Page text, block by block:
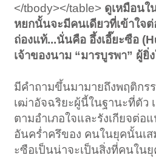
</tbody></table> ดูเหมือนใ
หยกนั้นจะมีคนเดียวที่เข้าใจต่
ถ่องแท้...นั่นคือ อึ้งเอี๊ยะซือ
เจ้าของนาม “มารบูรพา” ผู้ยิ่
มีคำถามขึ้นมามายถึงพฤติกร
เฒ่าอัจฉริยะผู้นี้ในฐานะที่ตัว
ตามอำเภอใจและรังเกียจต่อ
อันคร่ำครึของ คนในยุคนั้นเส
ะซือเป็นน่าจะเป็นสิ่งที่คนใน